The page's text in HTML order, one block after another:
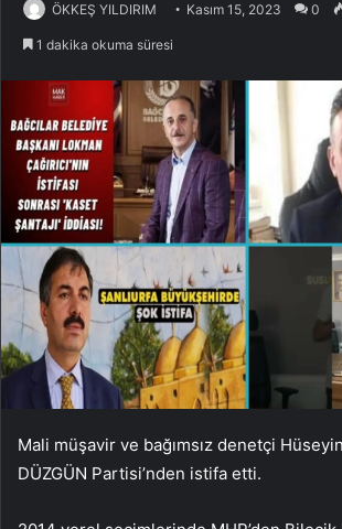
ÖKKEŞ YILDIRIM Kasım 15, 2023 0
1 dakika okuma süresi
Mali müşavir ve bağımsız denetçi
DÜZGÜN Partisi’nden istifa etti.